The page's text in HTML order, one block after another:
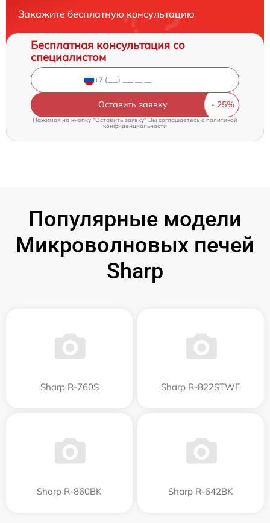
Закажите бесплатную консультацию
Бесплатная консультация со
специалистом
Оставить заявку
Нажимая на кнопку "Оставить заявку" Вы соглашаетесь cполитикой
конфиденциальности
Популярные модели
Микроволновых печей
Sharp
Sharp R-760S Sharp R-822STWE
Sharp R-860BK Sharp R-642BK